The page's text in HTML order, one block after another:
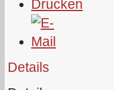
Details